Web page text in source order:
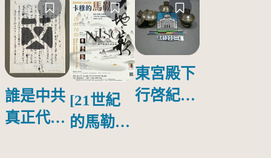
誰是中共
真正代言
[21世紀
的馬勒、
東宮殿下
行啓紀念